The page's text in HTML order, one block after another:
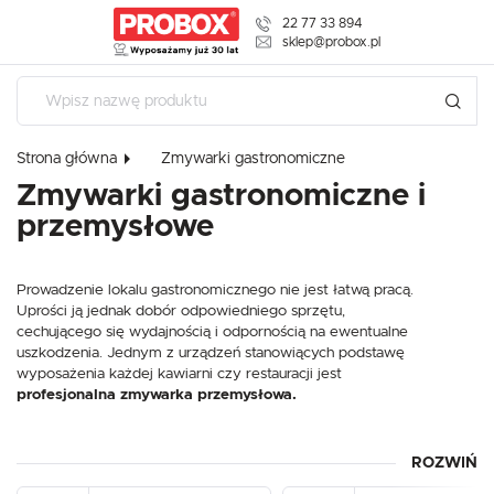
22 77 33 894
sklep@probox.pl
Strona główna Zmywarki gastronomiczne
Zmywarki gastronomiczne i
przemysłowe
Prowadzenie lokalu gastronomicznego nie jest łatwą pracą.
Uprości ją jednak dobór odpowiedniego sprzętu,
cechującego się wydajnością i odpornością na ewentualne
uszkodzenia. Jednym z urządzeń stanowiących podstawę
wyposażenia każdej kawiarni czy restauracji jest
profesjonalna zmywarka przemysłowa.
W szerokim asortymencie naszego sklepu internetowego
znajdą Państwo zarówno przemysłową
zmywarkę
ROZWIŃ
USTAWIENIA
Szanujemy Twoją prywatność. Możesz zmienić ustawienia
Niezbędne
Niezbędne pliki cookies służą do prawidłowego funkcjonowania strony
internetowej i umożliwiają Ci komfortowe korzystanie z oferowanych przez
wypełniania formularzy. Dzięki plikom cookies strona, z której korzystasz,
może działać bez zakłóceń.
USTAWIENIA REGIONALNE
Lokalizacja
Polska
polski
Waluta
ZAPISZ